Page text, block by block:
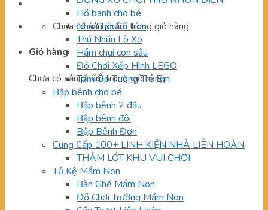
Chưa có sản phẩm trong giỏ hàng.
Giỏ hàng
Chưa có sản phẩm trong giỏ hàng.
Hồ banh cho bé
Nhà Chòi Cổ Tích
Thú Nhún Lò Xo
Hầm chui con sâu
Đồ Chơi Xếp Hình LEGO
Tấm Ốp Tường Trẻ Em
Bập bênh cho bé
Bập bênh 2 đầu
Bập bênh đôi
Bập Bênh Đơn
Cung Cấp 100+ LINH KIỆN NHÀ LIÊN HOÀN
THẢM LÓT KHU VUI CHƠI
Tủ Kệ Mầm Non
Bàn Ghế Mầm Non
Đồ Chơi Trường Mầm Non